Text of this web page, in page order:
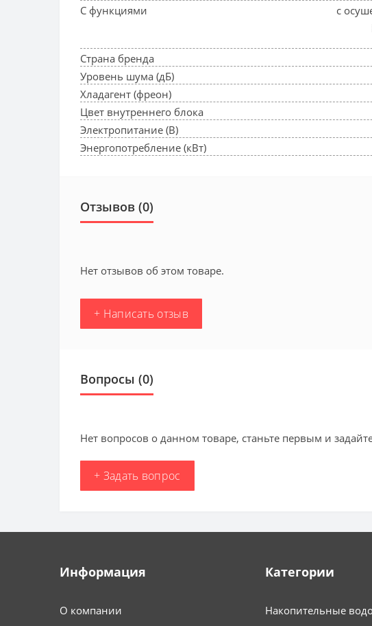
С функциями
с
Страна бренда
Уровень шума (дБ)
Хладагент (фреон)
Цвет внутреннего блока
Электропитание (В)
Энергопотребление (кВт)
Отзывов (0)
Нет отзывов об этом товаре.
+ Написать отзыв
Вопросы (0)
Нет вопросов о данном товаре, станьте первым и
+ Задать вопрос
Информация
О компании
Категории
Накопительные